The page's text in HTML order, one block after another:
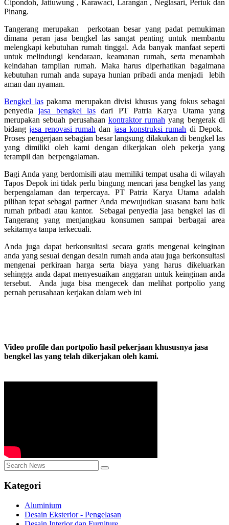
Cipondoh, Jatiuwung , Karawaci, Larangan , Neglasari, Periuk dan
Pinang.
Tangerang merupakan perkotaan besar yang padat pemukiman
dimana peran jasa bengkel las sangat penting untuk membantu
melengkapi kebutuhan rumah tinggal. Ada banyak manfaat seperti
untuk melindungi kendaraan, keamanan rumah, serta menambah
keindahan tampilan rumah. Maka harus diperhatikan bagaimana
kebutuhan rumah anda supaya hunian pribadi anda menjadi lebih
aman dan nyaman.
Bengkel laspakama merupakan divisi khusus yang fokus sebagai
penyediajasa bengkel las dari PT Patria Karya Utama yang
merupakan sebuah perusahaan kontraktor rumah yang bergerak di
bidangjasa renovasi rumah dan jasa konstruksi rumah di Depok.
Proses pengerjaan sebagian besar langsung dilakukan di bengkel las
yang dimiliki oleh kami dengan dikerjakan oleh pekerja yang
terampil dan berpengalaman.
Bagi Anda yang berdomisili atau memiliki tempat usaha di wilayah
Tapos Depok ini tidak perlu bingung mencari jasa bengkel las yang
berpengalaman dan terpercaya. PT Patria Karya Utama adalah
pilihan tepat sebagai partner Anda mewujudkan suasana baru baik
rumah pribadi atau kantor. Sebagai penyedia jasa bengkel las di
Tangerang yang menjangkau konsumen sampai berbagai area
sekitarnya tanpa terkecuali.
Anda juga dapat berkonsultasi secara gratis mengenai keinginan
anda yang sesuai dengan desain rumah anda atau juga berkonsultasi
mengenai perkiraan harga serta biaya yang harus dikeluarkan
sehingga anda dapat menyesuaikan anggaran untuk keinginan anda
tersebut. Anda juga bisa mengecek dan melihat portpolio yang
pernah perusahaan kerjakan dalam web ini
Video profile dan portpolio hasil pekerjaan khususnya jasa
bengkel las yang telah dikerjakan oleh kami.
Kategori
Aluminium
Desain Eksterior - Pengelasan